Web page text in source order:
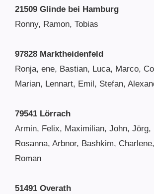
21509 Glinde bei Hamburg
Ronny, Ramon, Tobias
97828 Marktheidenfeld
Ronja, ene, Bastian, Luca, Marco,
Marian, Lennart, Emil, Stefan,
79541 Lörrach
Armin, Felix, Maximilian, John, Jörg,
Rosanna, Arbnor, Bashkim,
Roman
51491 Overath